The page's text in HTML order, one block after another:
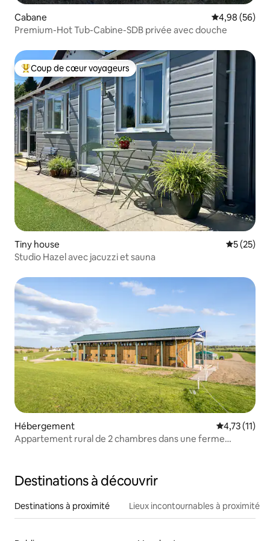
Cabane Évaluation
4,98 (56)
Premium-Hot Tub-Cabine-SDB privée avec douche
Coups de cœur voyageurs les plus appréciés
Coup de cœur voyageurs
Tiny house
5 (25)
Studio Hazel avec jacuzzi et sauna
Hébergement Évaluation
4,73 (11)
Appartement rural de 2 chambres dans une ferme
Destinations à découvrir
Destinations à proximité Lieux incontournables à proximité